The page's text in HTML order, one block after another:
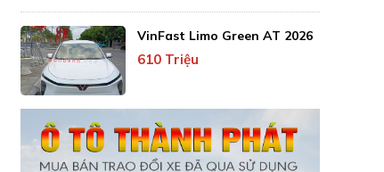
VinFast Limo Green AT 2026
610 Triệu